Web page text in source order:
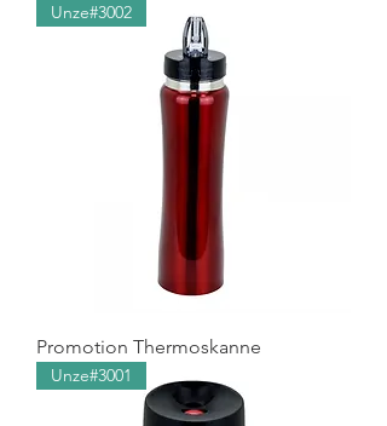
Unze#3002
Promotion Thermoskanne
Unze#3001